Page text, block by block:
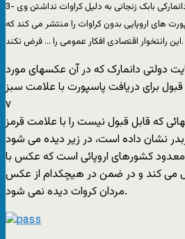
3- برای ادعای جعلی بودن پاسپورت دانمارکی بابک زنجانی به دلیل کراوات نداشتن وی
های اروپایی بدون کراوات را منتشر می کند که
این رانتخوار اقتصادی افکار عمومی را … فرض نکند.
دولتی دانمارک که در آن عکسهای مورد
قبول برای دریافت پاسپورت با علامت سبز
v
که قابل قبول نیست را با علامت قرمز
کشورهای اروپائی است که عکس با
می کند و در ضمن در هیچکدام از عکس
مردان کروات دیده نمی شود.